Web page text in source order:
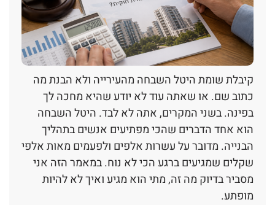
קיבלת שומת היטל השבחה מהעירייה ולא הבנת מה
כתוב שם. או שאתה עוד לא יודע שהיא מחכה לך
בפינה. בשני המקרים, אתה לא לבד. היטל השבחה
הוא אחד הדברים שהכי מפתיעים אנשים בתהליך
הבנייה. מדובר על עשרות אלפים ולפעמים מאות אלפי
שקלים שמגיעים ברגע הכי לא נוח. במאמר הזה אני
מסביר בדיוק מה זה, מתי הוא מגיע ואיך לא להיות
מופתע.